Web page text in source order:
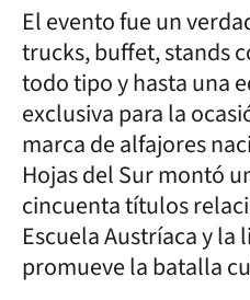
El evento fue un
trucks, buffet, stands
todo tipo y hasta una
exclusiva para la
marca de alfajores
Hojas del Sur montó
cincuenta títulos
Escuela Austríaca y la
promueve la batalla